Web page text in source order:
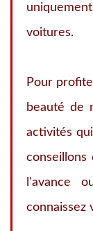
voitures.
Pour
beauté de
activités
conseillons
l'avance
connaissez